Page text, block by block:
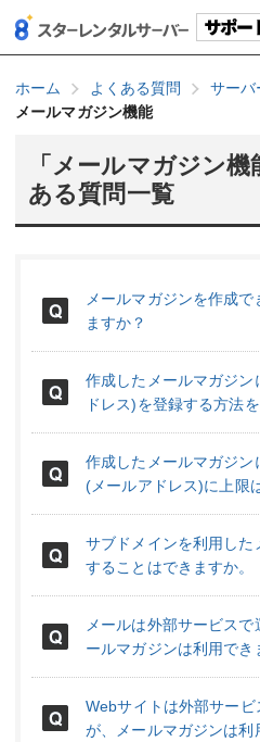
ホーム よくある質問 サーバ
メールマガジン機能
「メールマガジン
ある質問一覧
メールマガジンを作成
ますか？
作成したメールマガジン
ドレス)を登録する方法
作成したメールマガジン
(メールアドレス)に上限
サブドメインを利用し
することはできますか。
メールは外部サービス
ールマガジンは利用でき
Webサイトは外部サー
が、メールマガジンは利